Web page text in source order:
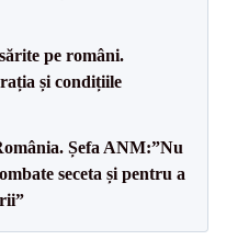
pe români.
și condițiile
Șefa ANM:”Nu
seceta și pentru a